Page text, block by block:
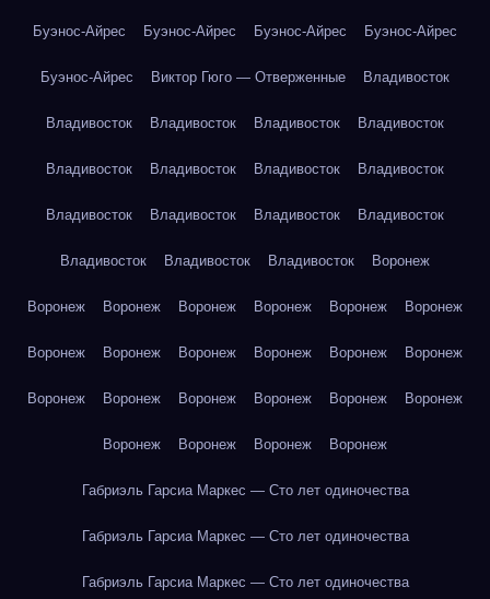
Буэнос-Айрес Буэнос-Айрес Буэнос-Айрес Буэнос-Айрес
Буэнос-Айрес Виктор Гюго — Отверженные Владивосток
Владивосток Владивосток Владивосток Владивосток
Владивосток Владивосток Владивосток Владивосток
Владивосток Владивосток Владивосток Владивосток
Владивосток Владивосток Владивосток Воронеж
Воронеж Воронеж Воронеж Воронеж Воронеж Воронеж
Воронеж Воронеж Воронеж Воронеж Воронеж Воронеж
Воронеж Воронеж Воронеж Воронеж Воронеж Воронеж
Воронеж Воронеж Воронеж Воронеж
Габриэль Гарсиа Маркес — Сто лет одиночества
Габриэль Гарсиа Маркес — Сто лет одиночества
Габриэль Гарсиа Маркес — Сто лет одиночества